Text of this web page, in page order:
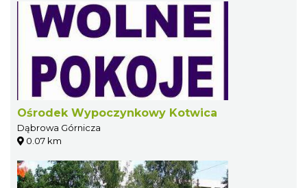
Ośrodek Wypoczynkowy Kotwica
Dąbrowa Górnicza
0.07 km